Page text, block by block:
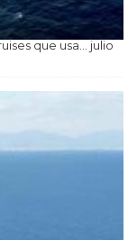
que usa…
julio